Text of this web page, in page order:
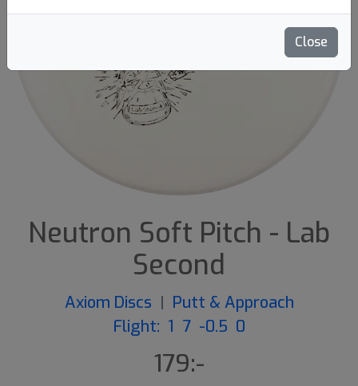
Close
Neutron Soft Pitch - Lab
Second
Axiom Discs | Putt & Approach
Flight: 1 7 -0.5 0
179:-